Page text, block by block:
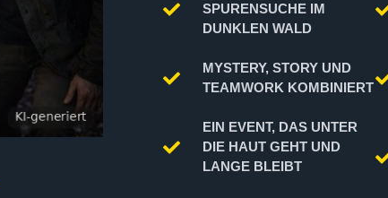
SPURENSUCHE IM
DUNKLEN WALD
MYSTERY, STORY UND
TEAMWORK KOMBINIERT
EIN EVENT, DAS UNTER
DIE HAUT GEHT UND
LANGE BLEIBT